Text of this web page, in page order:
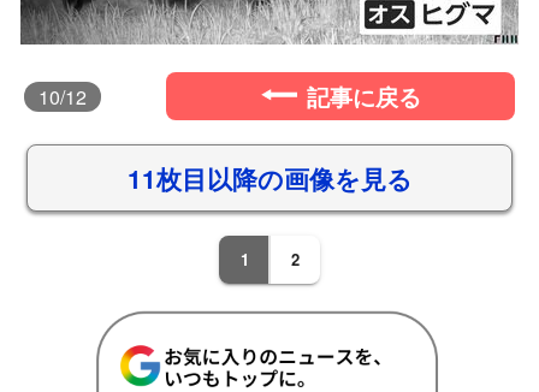
10/12 記事に戻る
11枚目以降の画像を見る
1 2